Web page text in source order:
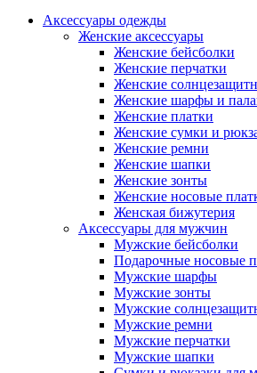
Аксессуары одежды
Женские аксессуары
Женские бейсболки
Женские перчатки
Женские
Женские шарфы и
Женские платки
Женские сумки и
Женские ремни
Женские шапки
Женские зонты
Женские носовые
Женская бижутерия
Аксессуары для мужчин
Мужские бейсболки
Подарочные носовые
Мужские шарфы
Мужские зонты
Мужские
Мужские ремни
Мужские перчатки
Мужские шапки